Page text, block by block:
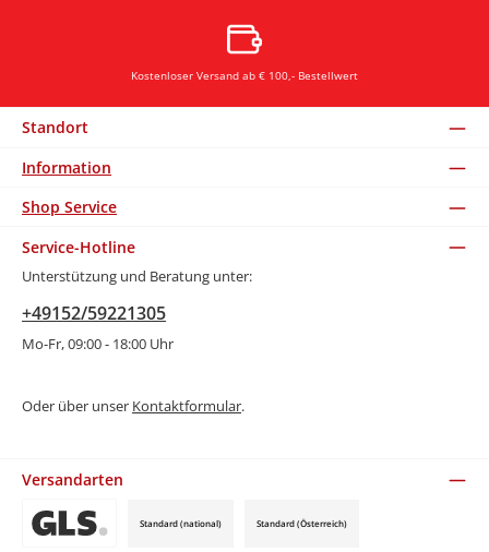
Kostenloser Versand ab € 100,- Bestellwert
Standort
Information
Shop Service
Service-Hotline
Unterstützung und Beratung unter:
+49152/59221305
Mo-Fr, 09:00 - 18:00 Uhr
Oder über unser Kontaktformular.
Versandarten
Standard (national) Standard (Österreich)